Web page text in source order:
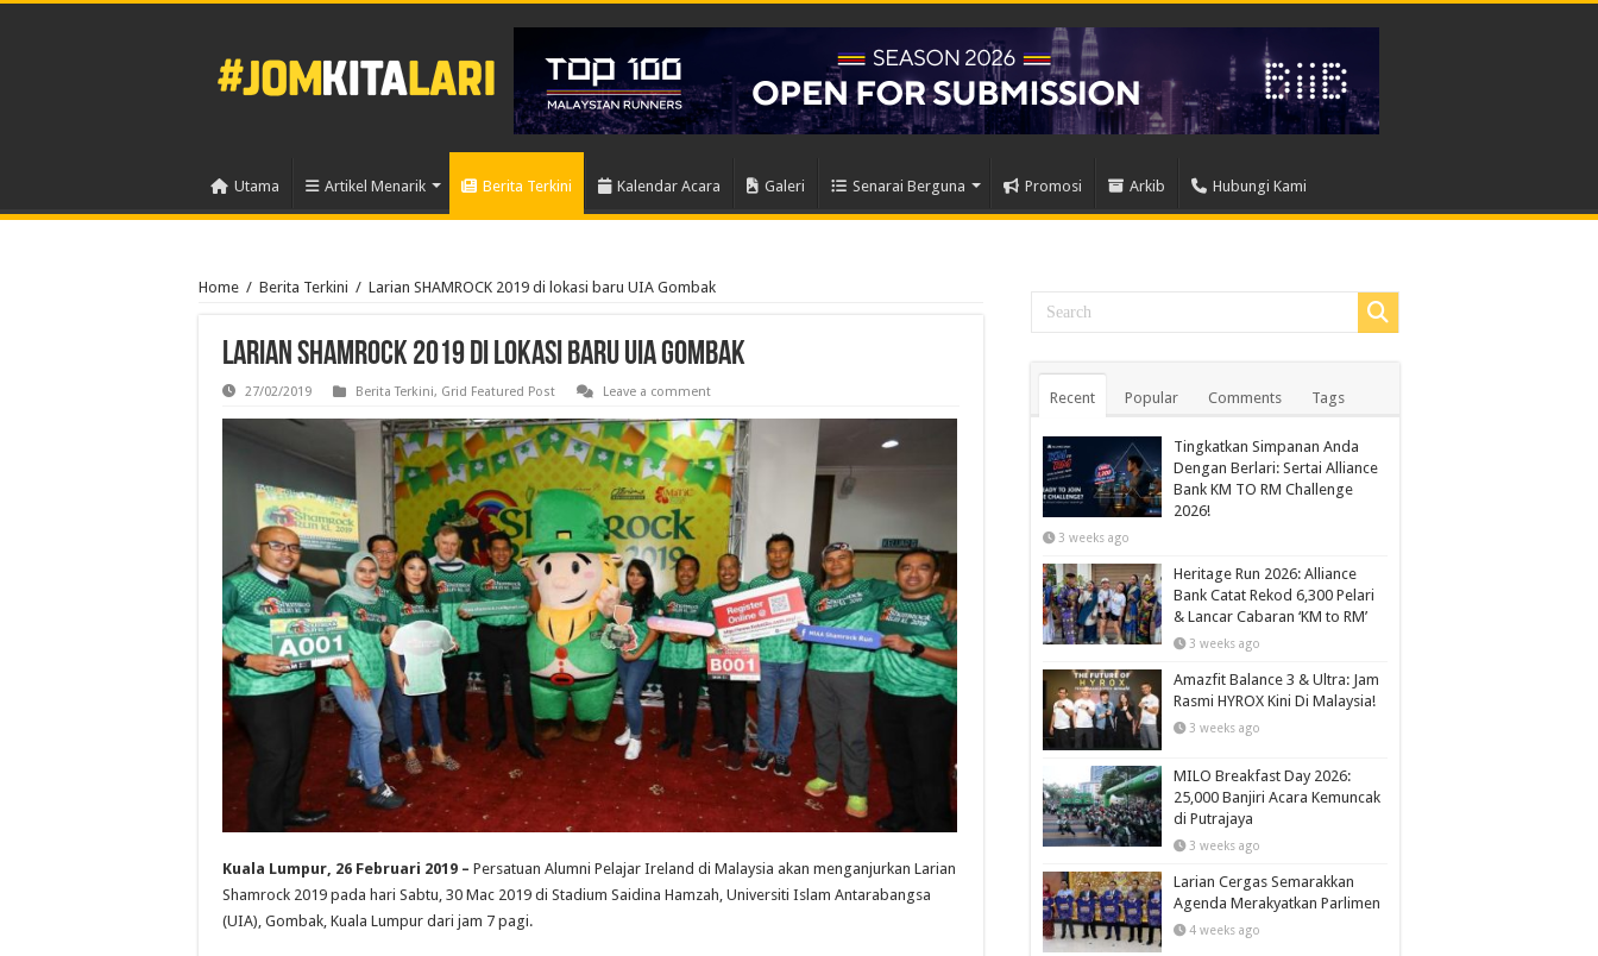
Utama Artikel Menarik Berita Terkini Kalendar Acara Galeri Senarai Berguna Promosi Arkib Hubungi Kami
Home / Berita Terkini / Larian SHAMROCK 2019 di lokasi baru UIA Gombak
Larian SHAMROCK 2019 di lokasi baru UIA Gombak
27/02/2019 Berita Terkini, Grid Featured Post Leave a comment
Kuala Lumpur, 26 Februari 2019 – Persatuan Alumni Pelajar Ireland di Malaysia akan menganjurkan Larian
Shamrock 2019 pada hari Sabtu, 30 Mac 2019 di Stadium Saidina Hamzah, Universiti Islam Antarabangsa
(UIA), Gombak, Kuala Lumpur dari jam 7 pagi.
Recent Popular Comments Tags
Tingkatkan Simpanan Anda
Dengan Berlari: Sertai Alliance
Bank KM TO RM Challenge
2026!
3 weeks ago
Heritage Run 2026: Alliance
Bank Catat Rekod 6,300 Pelari
& Lancar Cabaran ‘KM to RM’
3 weeks ago
Amazfit Balance 3 & Ultra: Jam
Rasmi HYROX Kini Di Malaysia!
3 weeks ago
MILO Breakfast Day 2026:
25,000 Banjiri Acara Kemuncak
di Putrajaya
3 weeks ago
Larian Cergas Semarakkan
Agenda Merakyatkan Parlimen
4 weeks ago